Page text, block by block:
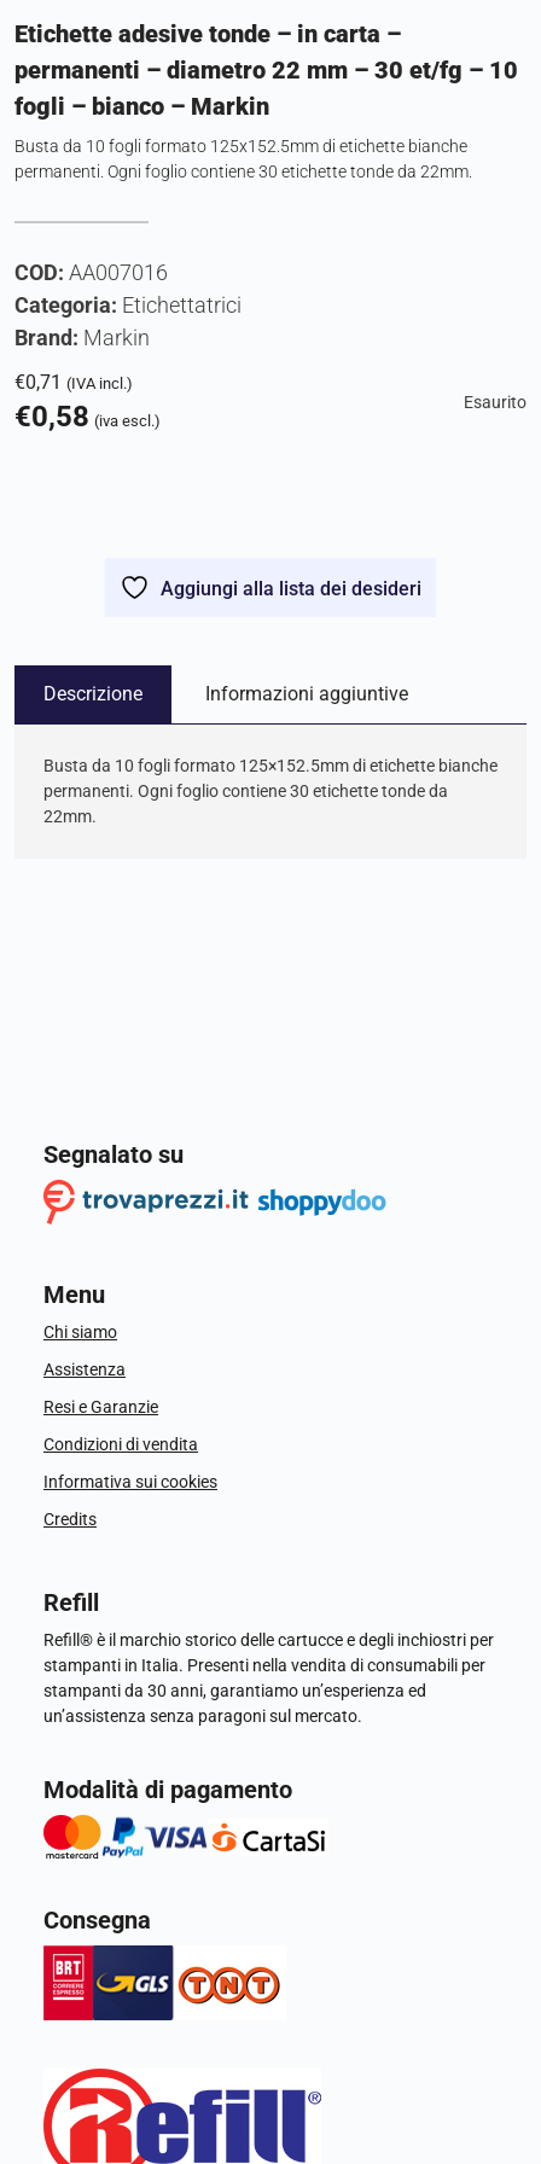
Etichette adesive tonde – in carta –
permanenti – diametro 22 mm – 30 et/fg – 10
fogli – bianco – Markin
Busta da 10 fogli formato 125x152.5mm di etichette bianche
permanenti. Ogni foglio contiene 30 etichette tonde da 22mm.
COD: AA007016
Categoria: Etichettatrici
Brand: Markin
€0,71 (IVA incl.)
€0,58 (iva escl.)
Esaurito
Aggiungi alla lista dei desideri
Descrizione Informazioni aggiuntive
Busta da 10 fogli formato 125×152.5mm di etichette bianche
permanenti. Ogni foglio contiene 30 etichette tonde da
22mm.
Segnalato su
Menu
Chi siamo
Assistenza
Resi e Garanzie
Condizioni di vendita
Informativa sui cookies
Credits
Refill
Refill® è il marchio storico delle cartucce e degli inchiostri per
stampanti in Italia. Presenti nella vendita di consumabili per
stampanti da 30 anni, garantiamo un’esperienza ed
un’assistenza senza paragoni sul mercato.
Modalità di pagamento
Consegna